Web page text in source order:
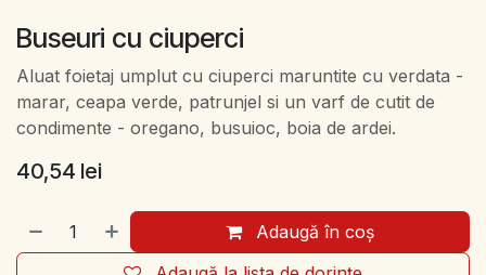
Buseuri cu ciuperci
Aluat foietaj umplut cu ciuperci maruntite cu verdata -
marar, ceapa verde, patrunjel si un varf de cutit de
condimente - oregano, busuioc, boia de ardei.
40,54 lei
Adaugă în coș